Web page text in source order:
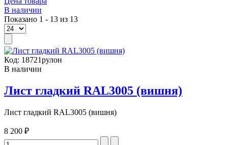
В наличии
Показано 1 - 13 из 13
Код: 18721рулон
В наличии
Лист гладкий RAL3005 (вишня)
Лист гладкий RAL3005 (вишня)
8 200 ₽